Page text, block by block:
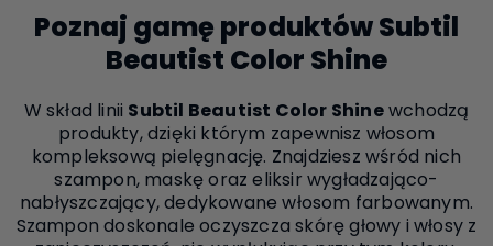
Poznaj gamę produktów Subtil
Beautist Color Shine
W skład linii Subtil Beautist Color Shinewchodzą
produkty, dzięki którym zapewnisz włosom
kompleksową pielęgnację. Znajdziesz wśród nich
szampon, maskę oraz eliksir wygładzająco-
nabłyszczający, dedykowane włosom farbowanym.
Szampon doskonale oczyszcza skórę głowy i włosy z